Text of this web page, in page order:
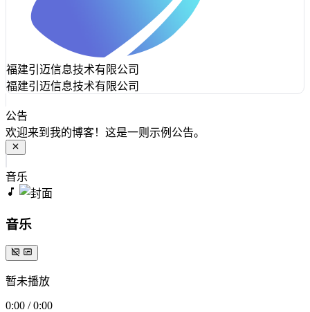
福建引迈信息技术有限公司
福建引迈信息技术有限公司
公告
欢迎来到我的博客！这是一则示例公告。
音乐
音乐
暂未播放
0:00 / 0:00